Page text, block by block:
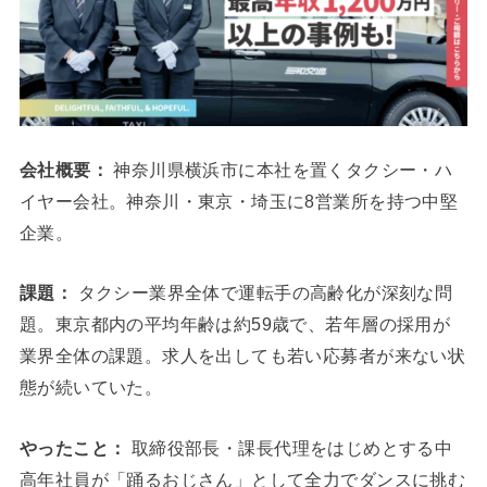
会社概要： 神奈川県横浜市に本社を置くタクシー・ハ
イヤー会社。神奈川・東京・埼玉に8営業所を持つ中堅
企業。
課題：
タクシー業界全体で運転手の高齢化が深刻な問
題。東京都内の平均年齢は約59歳で、若年層の採用が
業界全体の課題。求人を出しても若い応募者が来ない状
態が続いていた。
やったこと：
取締役部長・課長代理をはじめとする中
高年社員が「踊るおじさん」として全力でダンスに挑む